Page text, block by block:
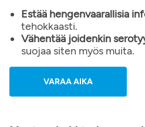
Estää hengenvaarallisia
tehokkaasti.
Vähentää joidenkin
suojaa siten myös muita.
VARAA AIKA